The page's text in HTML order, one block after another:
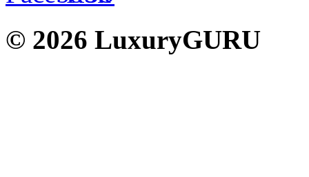
© 2026 LuxuryGURU